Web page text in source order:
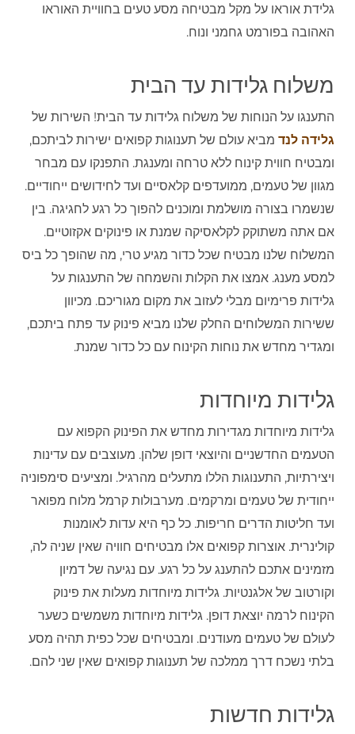
גלידת אוראו על מקל מבטיחה מסע טעים בחוויית האוראו
האהובה בפורמט גחמני ונוח.
משלוח גלידות עד הבית
התענגו על הנוחות של משלוח גלידות עד הבית! השירות של
גלידה לנד מביא עולם של תענוגות קפואים ישירות לביתכם,
ומבטיח חווית קינוח ללא טרחה ומענגת. התפנקו עם מבחר
מגוון של טעמים, ממועדפים קלאסיים ועד לחידושים ייחודיים.
שנשמרו בצורה מושלמת ומוכנים להפוך כל רגע לחגיגה. בין
אם אתה משתוקק לקלאסיקה שמנת או פינוקים אקזוטיים.
המשלוח שלנו מבטיח שכל כדור מגיע טרי, מה שהופך כל ביס
למסע מענג. אמצו את הקלות והשמחה של התענגות על
גלידות פרימיום מבלי לעזוב את מקום מגוריכם. מכיוון
ששירות המשלוחים החלק שלנו מביא פינוק עד פתח ביתכם,
ומגדיר מחדש את נוחות הקינוח עם כל כדור שמנת.
גלידות מיוחדות
גלידות מיוחדות מגדירות מחדש את הפינוק הקפוא עם
הטעמים החדשניים והיוצאי דופן שלהן. מעוצבים עם עדינות
ויצירתיות, התענוגות הללו מתעלים מהרגיל. ומציעים סימפוניה
ייחודית של טעמים ומרקמים. מערבולות קרמל מלוח מפואר
ועד חליטות הדרים חריפות. כל כף היא עדות לאומנות
קולינרית. אוצרות קפואים אלו מבטיחים חוויה שאין שניה לה,
מזמינים אתכם להתענג על כל רגע. עם נגיעה של דמיון
וקורטוב של אלגנטיות. גלידות מיוחדות מעלות את פינוק
הקינוח לרמה יוצאת דופן. גלידות מיוחדות משמשים כשער
לעולם של טעמים מעודנים. ומבטיחים שכל כפית תהיה מסע
בלתי נשכח דרך ממלכה של תענוגות קפואים שאין שני להם.
גלידות חדשות